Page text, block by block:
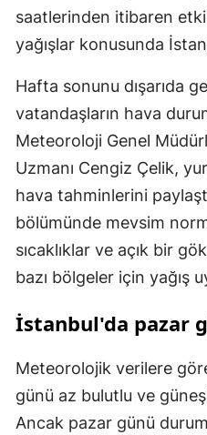
saatlerinden itibaren
yağışlar konusunda
Hafta sonunu dışarıda
vatandaşların hava
Meteoroloji Genel
Uzmanı Cengiz Çelik,
hava tahminlerini
bölümünde mevsim
sıcaklıklar ve açık bir
bazı bölgeler için yağış
İstanbul'da pazar
Meteorolojik verilere
günü az bulutlu ve
Ancak pazar günü